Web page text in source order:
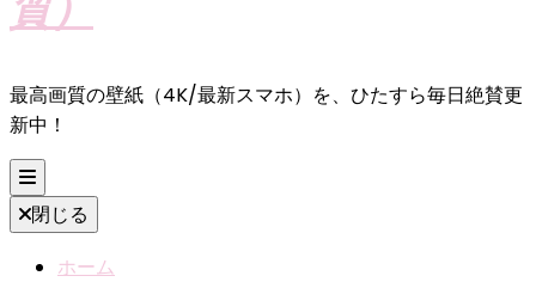
最高画質の壁紙（4K/最新スマホ）を、ひたすら毎日絶賛更
新中！
閉じる
ホーム